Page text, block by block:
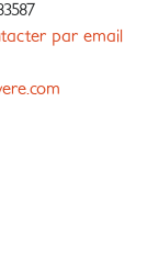
par email